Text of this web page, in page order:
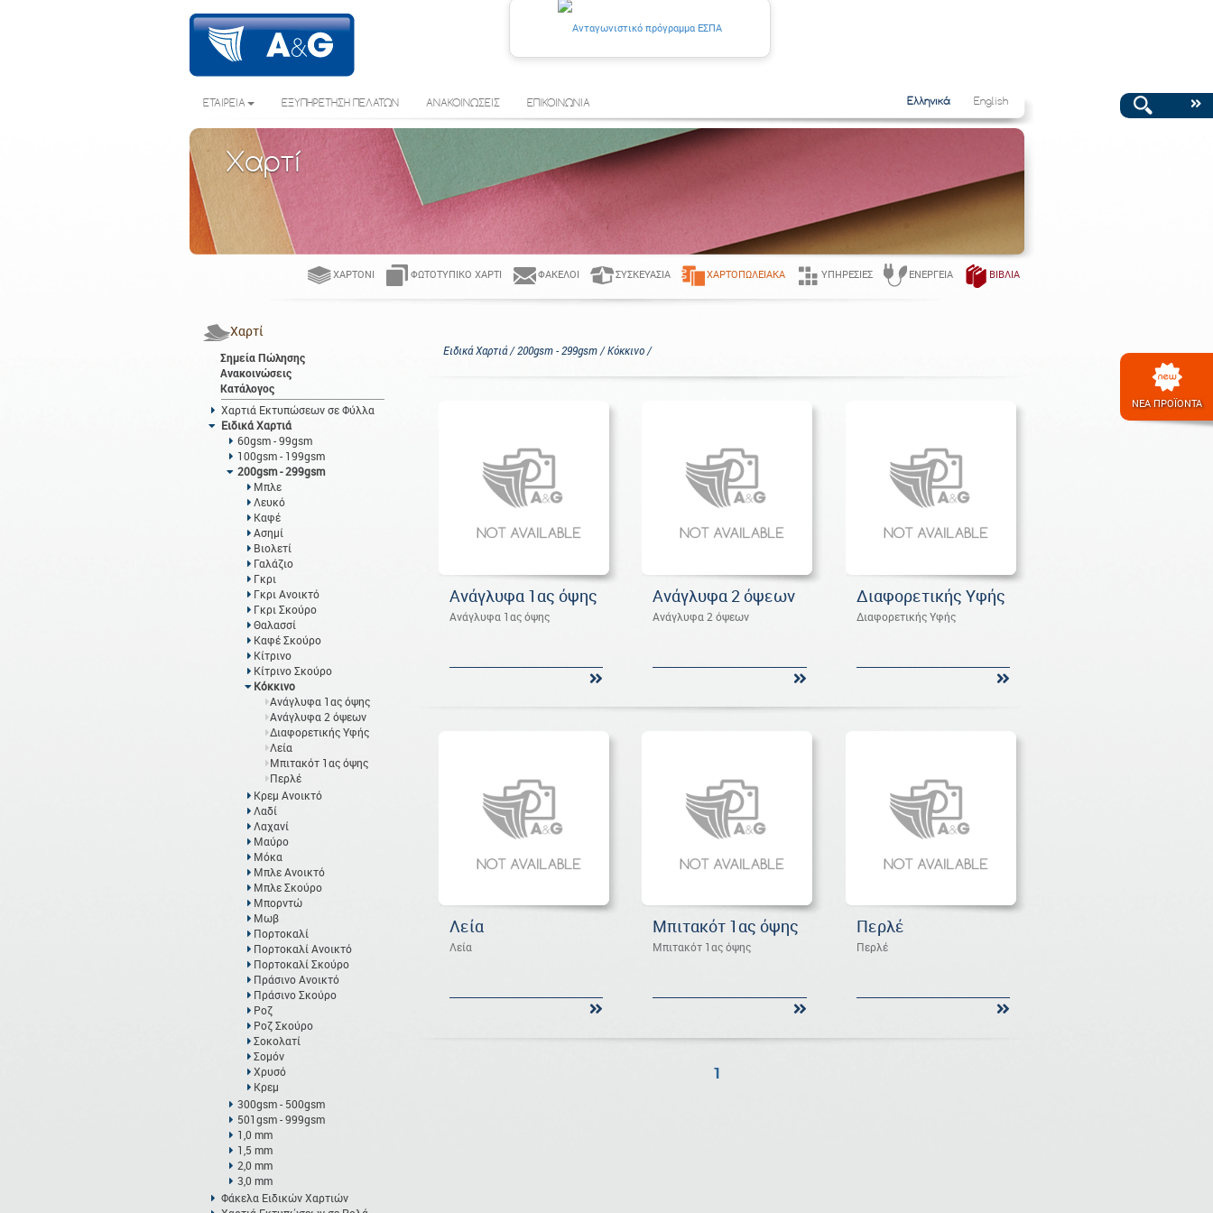
ΝΕΑ ΠΡΟΪΟΝΤΑ
ΕΤΑΙΡΕΙΑ ΕΞΥΠΗΡΕΤΗΣΗ ΠΕΛΑΤΩΝ ΑΝΑΚΟΙΝΩΣΕΙΣ ΕΠΙΚΟΙΝΩΝΙΑ Ελληνικά English
Χαρτί
ΧΑΡΤΌΝΙ ΦΩΤΟΤΥΠΙΚΌ ΧΑΡΤΊ ΦΆΚΕΛΟΙ ΣΥΣΚΕΥΑΣΊΑ ΧΑΡΤΟΠΩΛΕΙΑΚΆ ΥΠΗΡΕΣΊΕΣ ΕΝΈΡΓΕΙΑ ΒΙΒΛΊΑ
Χαρτί
Σημεία Πώλησης
Ανακοινώσεις
Κατάλογος
Χαρτιά Εκτυπώσεων σε Φύλλα
Ειδικά Χαρτιά
60gsm - 99gsm
100gsm - 199gsm
200gsm - 299gsm
Μπλε
Λευκό
Καφέ
Ασημί
Βιολετί
Γαλάζιο
Γκρι
Γκρι Ανοικτό
Γκρι Σκούρο
Θαλασσί
Καφέ Σκούρο
Κίτρινο
Κίτρινο Σκούρο
Κόκκινο
Ανάγλυφα 1ας όψης
Ανάγλυφα 2 όψεων
Διαφορετικής Υφής
Λεία
Μπιτακότ 1ας όψης
Περλέ
Κρεμ Ανοικτό
Λαδί
Λαχανί
Μαύρο
Μόκα
Μπλε Ανοικτό
Μπλε Σκούρο
Μπορντώ
Μωβ
Πορτοκαλί
Πορτοκαλί Ανοικτό
Πορτοκαλί Σκούρο
Πράσινο Ανοικτό
Πράσινο Σκούρο
Ροζ
Ροζ Σκούρο
Σοκολατί
Σομόν
Χρυσό
Κρεμ
300gsm - 500gsm
501gsm - 999gsm
1,0 mm
1,5 mm
2,0 mm
3,0 mm
Φάκελα Ειδικών Χαρτιών
Ειδικά Χαρτιά / 200gsm - 299gsm / Κόκκινο /
Ανάγλυφα 1ας όψης
Ανάγλυφα 1ας όψης
Ανάγλυφα 2 όψεων
Ανάγλυφα 2 όψεων
Διαφορετικής Υφής
Διαφορετικής Υφής
Λεία
Λεία
Μπιτακότ 1ας όψης
Μπιτακότ 1ας όψης
Περλέ
Περλέ
1